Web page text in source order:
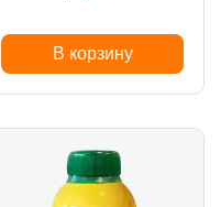
В корзину